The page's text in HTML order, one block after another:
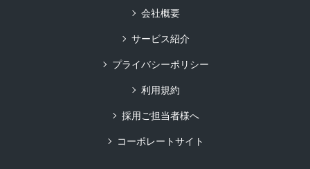
会社概要
サービス紹介
プライバシーポリシー
利用規約
採用ご担当者様へ
コーポレートサイト